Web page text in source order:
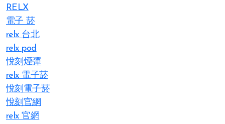
RELX
電子 菸
relx 台北
relx pod
悅刻煙彈
relx 電子菸
悅刻電子菸
悅刻官網
relx 官網